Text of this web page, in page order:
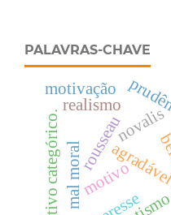
PALAVRAS-CHAVE
novalis
rousseau
mal moral
motivação
motivo
realismo